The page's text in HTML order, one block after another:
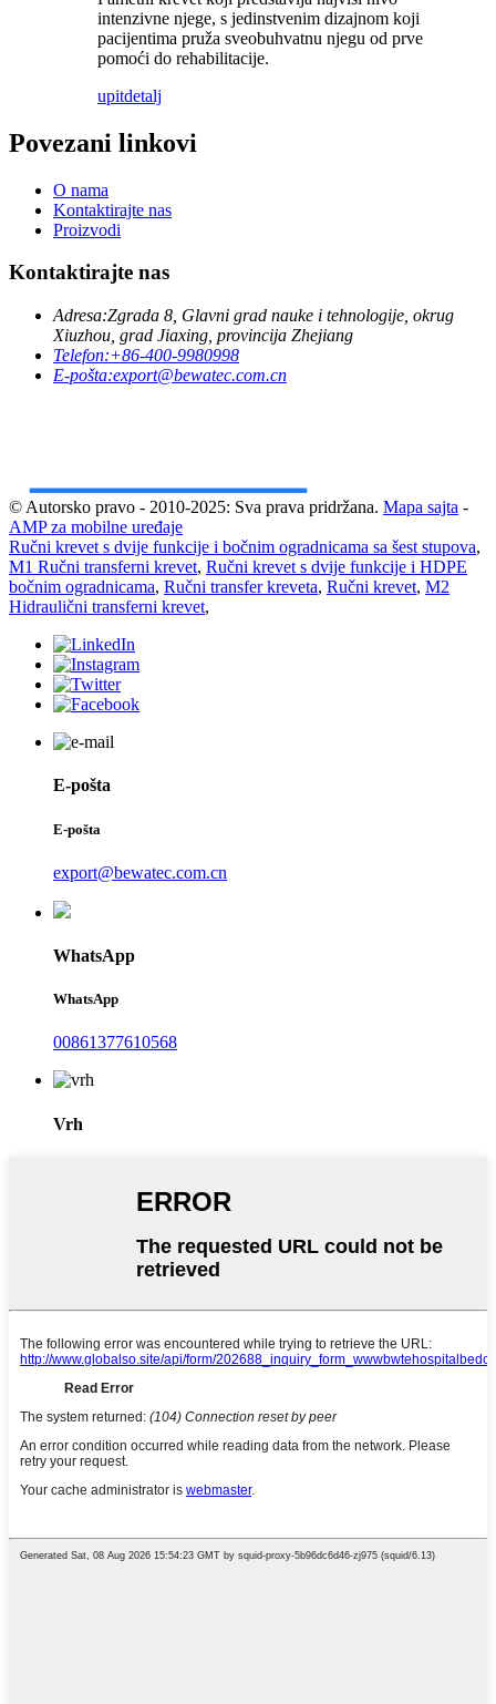
intenzivne njege, s jedinstvenim dizajnom koji
pacijentima pruža sveobuhvatnu njegu od prve
pomoći do rehabilitacije.
upitdetalj
Povezani linkovi
O nama
Kontaktirajte nas
Proizvodi
Kontaktirajte nas
Adresa:Zgrada 8, Glavni grad nauke i tehnologije, okrug
Xiuzhou, grad Jiaxing, provincija Zhejiang
Telefon:+86-400-9980998
E-pošta:export@bewatec.com.cn
© Autorsko pravo - 2010-2025: Sva prava pridržana. Mapa sajta -
AMP za mobilne uređaje
Ručni krevet s dvije funkcije i bočnim ogradnicama sa šest stupova,
M1 Ručni transferni krevet, Ručni krevet s dvije funkcije i HDPE
bočnim ogradnicama, Ručni transfer kreveta, Ručni krevet, M2
Hidraulični transferni krevet,
E-pošta
E-pošta
export@bewatec.com.cn
WhatsApp
WhatsApp
00861377610568
Vrh